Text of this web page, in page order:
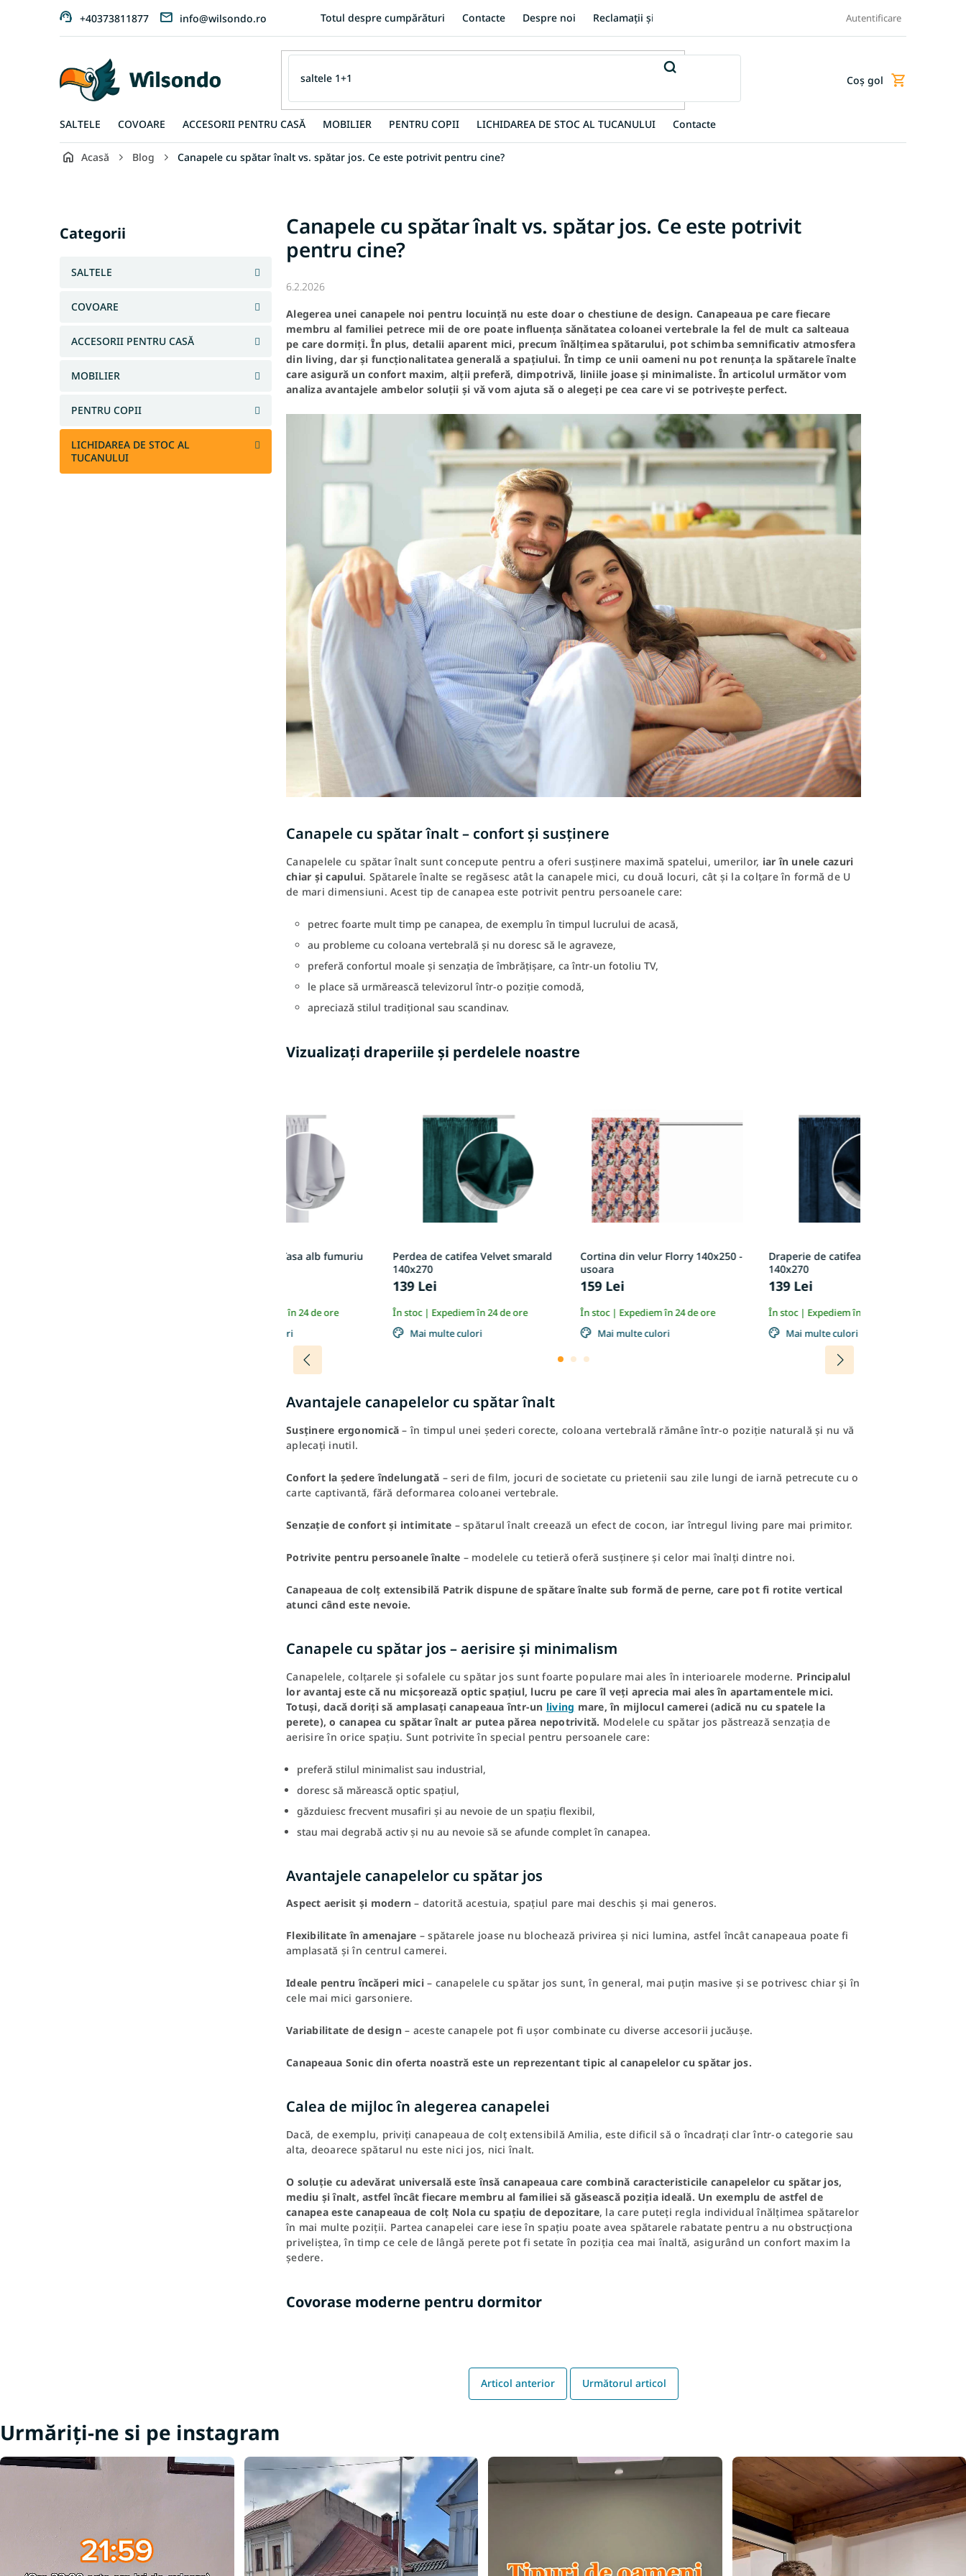
+40373811877 info@wilsondo.ro Totul despre cumpărături Contacte Despre noi Reclamații și retur produse Termeni și condiții
Autentificare
Coş
Coş gol
SALTELE COVOARE ACCESORII PENTRU CASĂ MOBILIER PENTRU COPII LICHIDAREA DE STOC AL TUCANULUI Contacte
Acasă Blog Canapele cu spătar înalt vs. spătar jos. Ce este potrivit pentru cine?
ă
l
peste
categorii
Categorii
SALTELE
COVOARE
ACCESORII PENTRU CASĂ
MOBILIER
PENTRU COPII
LICHIDAREA DE STOC AL
TUCANULUI
Canapele cu spătar înalt vs. spătar jos. Ce este potrivit
pentru cine?
6.2.2026
Alegerea unei canapele noi pentru locuință nu este doar o chestiune de design. Canapeaua pe care fiecare
membru al familiei petrece mii de ore poate influența sănătatea coloanei vertebrale la fel de mult ca salteaua
pe care dormiți. În plus, detalii aparent mici, precum înălțimea spătarului, pot schimba semnificativ atmosfera
din living, dar și funcționalitatea generală a spațiului. În timp ce unii oameni nu pot renunța la spătarele înalte
care asigură un confort maxim, alții preferă, dimpotrivă, liniile joase și minimaliste. În articolul următor vom
analiza avantajele ambelor soluții și vă vom ajuta să o alegeți pe cea care vi se potrivește perfect.
Canapele cu spătar înalt – confort și susținere
Canapelele cu spătar înalt sunt concepute pentru a oferi susținere maximă spatelui, umerilor, iar în unele cazuri
chiar și capului. Spătarele înalte se regăsesc atât la canapele mici, cu două locuri, cât și la colțare în formă de U
de mari dimensiuni. Acest tip de canapea este potrivit pentru persoanele care:
petrec foarte mult timp pe canapea, de exemplu în timpul lucrului de acasă,
au probleme cu coloana vertebrală și nu doresc să le agraveze,
preferă confortul moale și senzația de îmbrățișare, ca într-un fotoliu TV,
le place să urmărească televizorul într-o poziție comodă,
apreciază stilul tradițional sau scandinav.
Vizualizați draperiile și perdelele noastre
Perdea de catifea Velvet smarald
140x270
139 Lei
În stoc | Expediem în 24 de ore
Mai multe culori
Cortina din velur Florry 140x250 -
usoara
159 Lei
În stoc | Expediem în 24 de ore
Mai multe culori
Draperie de catifea Velvet albastră
140x270
139 Lei
În stoc | Expediem în 24 de ore
Mai multe culori
Draperie opacă Tasa alb fumuriu
În stoc | Expediem în 24 de ore
Mai multe culori
Avantajele canapelelor cu spătar înalt
Susținere ergonomică – în timpul unei șederi corecte, coloana vertebrală rămâne într-o poziție naturală și nu vă
aplecați inutil.
Confort la ședere îndelungată – seri de film, jocuri de societate cu prietenii sau zile lungi de iarnă petrecute cu o
carte captivantă, fără deformarea coloanei vertebrale.
Senzație de confort și intimitate – spătarul înalt creează un efect de cocon, iar întregul living pare mai primitor.
Potrivite pentru persoanele înalte – modelele cu tetieră oferă susținere și celor mai înalți dintre noi.
Canapeaua de colț extensibilă Patrik dispune de spătare înalte sub formă de perne, care pot fi rotite vertical
atunci când este nevoie.
Canapele cu spătar jos – aerisire și minimalism
Canapelele, colțarele și sofalele cu spătar jos sunt foarte populare mai ales în interioarele moderne. Principalul
lor avantaj este că nu micșorează optic spațiul, lucru pe care îl veți aprecia mai ales în apartamentele mici.
Totuși, dacă doriți să amplasați canapeaua într-un living mare, în mijlocul camerei (adică nu cu spatele la
perete), o canapea cu spătar înalt ar putea părea nepotrivită. Modelele cu spătar jos păstrează senzația de
aerisire în orice spațiu. Sunt potrivite în special pentru persoanele care:
preferă stilul minimalist sau industrial,
doresc să mărească optic spațiul,
găzduiesc frecvent musafiri și au nevoie de un spațiu flexibil,
stau mai degrabă activ și nu au nevoie să se afunde complet în canapea.
Avantajele canapelelor cu spătar jos
Aspect aerisit și modern – datorită acestuia, spațiul pare mai deschis și mai generos.
Flexibilitate în amenajare – spătarele joase nu blochează privirea și nici lumina, astfel încât canapeaua poate fi
amplasată și în centrul camerei.
Ideale pentru încăperi mici– canapelele cu spătar jos sunt, în general, mai puțin masive și se potrivesc chiar și în
cele mai mici garsoniere.
Variabilitate de design– aceste canapele pot fi ușor combinate cu diverse accesorii jucăușe.
Canapeaua Sonicdin oferta noastră este un reprezentant tipic al canapelelor cu spătar jos.
Calea de mijloc în alegerea canapelei
Dacă, de exemplu, priviți canapeaua de colț extensibilă Amilia, este dificil să o încadrați clar într-o categorie sau
alta, deoarece spătarul nu este nici jos, nici înalt.
O soluție cu adevărat universală este însă canapeaua care combină caracteristicile canapelelor cu spătar jos,
mediu și înalt, astfel încât fiecare membru al familiei să găsească poziția ideală. Un exemplu de astfel de
canapea este canapeaua de colț Nola cu spațiu de depozitare, la care puteți regla individual înălțimea spătarelor
în mai multe poziții. Partea canapelei care iese în spațiu poate avea spătarele rabatate pentru a nu obstrucționa
priveliștea, în timp ce cele de lângă perete pot fi setate în poziția cea mai înaltă, asigurând un confort maxim la
ședere.
Covorase moderne pentru dormitor
Articol anterior Următorul articol
Urmăriți-ne si pe instagram